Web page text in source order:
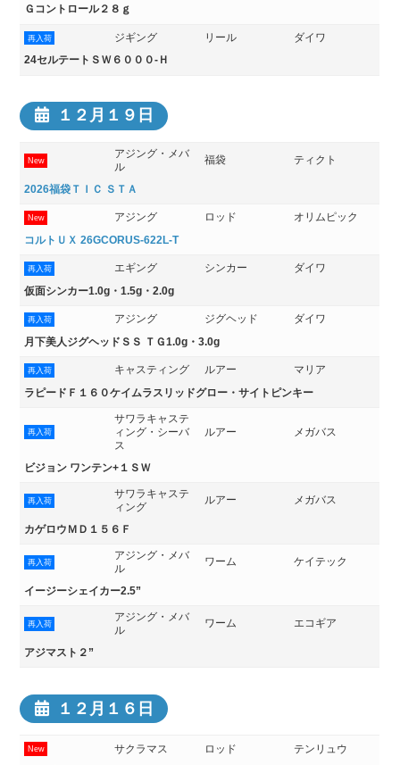
Ｇコントロール２８ｇ
再入荷 ジギング リール ダイワ
24セルテートＳＷ６０００-Ｈ
１２月１９日
New
アジング・メバ
ル
福袋 ティクト
2026福袋ＴＩＣ ＳＴＡ
New アジング ロッド オリムピック
コルトＵＸ 26GCORUS-622L-T
再入荷 エギング シンカー ダイワ
仮面シンカー1.0g・1.5g・2.0g
再入荷 アジング ジグヘッド ダイワ
月下美人ジグヘッドＳＳ ＴＧ1.0g・3.0g
再入荷 キャスティング ルアー マリア
ラピードＦ１６０ケイムラスリッドグロー・サイトピンキー
再入荷
サワラキャステ
ィング・シーバ
ス
ルアー メガバス
ビジョン ワンテン+１ＳＷ
再入荷
サワラキャステ
ィング
ルアー メガバス
カゲロウＭＤ１５６Ｆ
再入荷
アジング・メバ
ル
ワーム ケイテック
イージーシェイカー2.5”
再入荷
アジング・メバ
ル
ワーム エコギア
アジマスト２”
１２月１６日
New サクラマス ロッド テンリュウ